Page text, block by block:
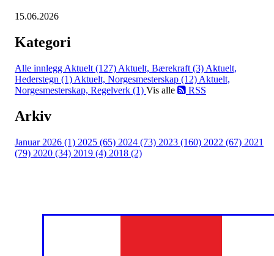
15.06.2026
Kategori
Alle innlegg Aktuelt (127) Aktuelt, Bærekraft (3) Aktuelt,
Hederstegn (1) Aktuelt, Norgesmesterskap (12) Aktuelt,
Norgesmesterskap, Regelverk (1) Vis alle RSS
Arkiv
Januar 2026 (1) 2025 (65) 2024 (73) 2023 (160) 2022 (67) 2021
(79) 2020 (34) 2019 (4) 2018 (2)